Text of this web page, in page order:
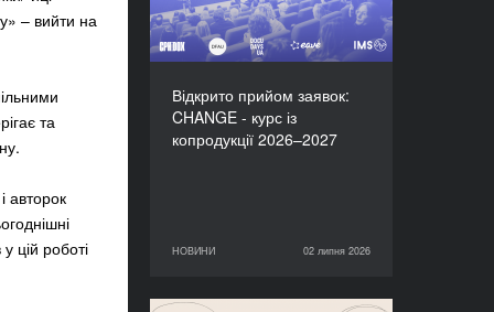
– вийти на
та
авторок
цій роботі
Відкрито прийом заявок:
CHANGE - курс із
копродукції 2026–2027
НОВИНИ 02 липня 2026
НОВИНИ
02 липня 2026